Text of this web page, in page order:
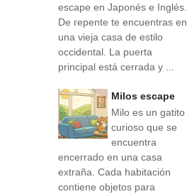
escape en Japonés e Inglés.
De repente te encuentras en
una vieja casa de estilo
occidental. La puerta
principal está cerrada y ...
Milos escape
Milo es un gatito
curioso que se
encuentra
encerrado en una casa
extraña. Cada habitación
contiene objetos para